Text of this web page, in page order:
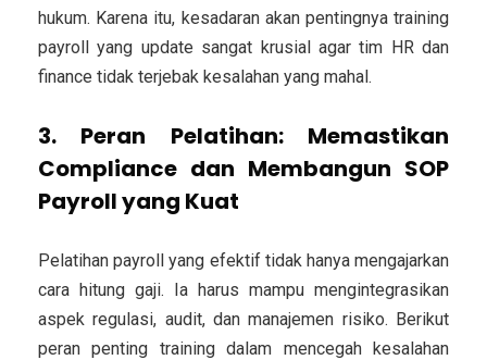
hukum. Karena itu, kesadaran akan pentingnya training
payroll yang update sangat krusial agar tim HR dan
finance tidak terjebak kesalahan yang mahal.
3. Peran Pelatihan: Memastikan
Compliance dan Membangun SOP
Payroll yang Kuat
Pelatihan payroll yang efektif tidak hanya mengajarkan
cara hitung gaji. Ia harus mampu mengintegrasikan
aspek regulasi, audit, dan manajemen risiko. Berikut
peran penting training dalam mencegah kesalahan